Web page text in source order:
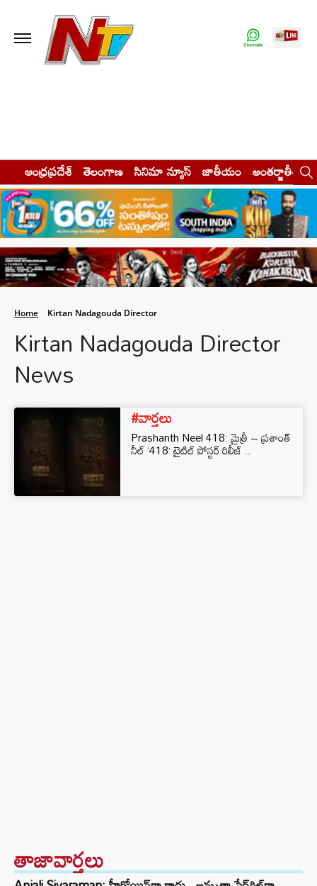
ఆంధ్రప్రదేశ్ తెలంగాణ సినిమా న్యూస్ జాతీయం అంతర్జాతీయం
Home Kirtan Nadagouda Director
Kirtan Nadagouda Director
News
#వార్తలు
Prashanth Neel 418: మైత్రీ – ప్రశాంత్
నీల్ ‘418’ టైటిల్ పోస్టర్ రిలీజ్ ..
తాజావార్తలు